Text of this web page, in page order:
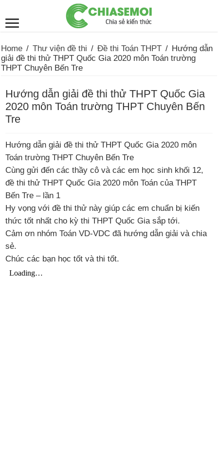
Home / Thư viện đề thi / Đề thi Toán THPT / Hướng dẫn
giải đề thi thử THPT Quốc Gia 2020 môn Toán trường
THPT Chuyên Bến Tre
Hướng dẫn giải đề thi thử THPT Quốc Gia
2020 môn Toán trường THPT Chuyên Bến
Tre
Hướng dẫn giải đề thi thử THPT Quốc Gia 2020 môn
Toán trường THPT Chuyên Bến Tre
Cùng gửi đến các thầy cô và các em học sinh khối 12,
đề thi thử THPT Quốc Gia 2020 môn Toán của THPT
Bến Tre – lần 1
Hy vọng với đề thi thử này giúp các em chuẩn bị kiến
thức tốt nhất cho kỳ thi THPT Quốc Gia sắp tới.
Cảm ơn nhóm Toán VD-VDC đã hướng dẫn giải và chia
sẻ.
Chúc các bạn học tốt và thi tốt.